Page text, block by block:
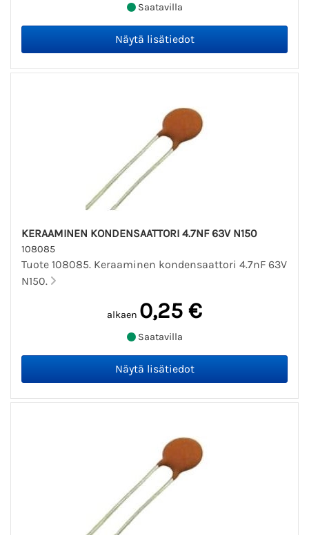
Saatavilla
KERAAMINEN KONDENSAATTORI 4.7NF 63V N150
108085
Tuote 108085. Keraaminen kondensaattori 4.7nF 63V
N150.
alkaen 0,25 €
Saatavilla